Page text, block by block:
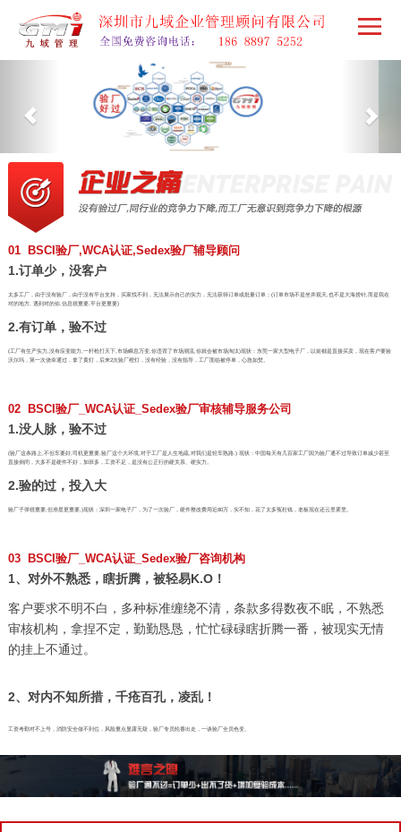
01 BSCI验厂,WCA认证,Sedex验厂辅导顾问
1.订单少，没客户
太多工厂，由于没有验厂，由于没有平台支持，买家找不到，无法展示自己的实力，无法获得订单或批量订单；(订单市场不是坐井观天,也不是大海捞针,而是我在
对的地方, 遇到对的你,信息很重要,平台更重要)
2.有订单，验不过
(工厂有生产实力,没有应变能力,一杆枪打天下,市场瞬息万变,你违背了市场潮流,你就会被市场淘汰)现状：东莞一家大型电子厂，以前都是直接买卖，现在客户要验
沃尔玛，第一次侥幸通过，拿了黄灯，后来2次验厂橙灯，没有经验，没有指导，工厂面临被停单，心急如焚。
02 BSCI验厂_WCA认证_Sedex验厂审核辅导服务公司
1.没人脉，验不过
(验厂这条路上,不但车要好,司机更重要,验厂这个大环境,对于工厂是人生地疏,对我们是轻车熟路.) 现状：中国每天有几百家工厂因为验厂通不过导致订单减少甚至
直接倒闭，大多不是硬件不好，加班多，工资不足，是没有公正行的硬关系、硬实力。
2.验的过，投入大
验厂子弹很重要,但准星更重要,)现状：深圳一家电子厂，为了一次验厂，硬件整改费用近80万，实不知，花了太多冤枉钱，老板现在还云里雾里。
03 BSCI验厂_WCA认证_Sedex验厂咨询机构
1、对外不熟悉，瞎折腾，被轻易K.O！
客户要求不明不白，多种标准缠绕不清，条款多得数夜不眠，不熟悉
审核机构，拿捏不定，勤勤恳恳，忙忙碌碌瞎折腾一番，被现实无情
的挂上不通过。
2、对内不知所措，千疮百孔，凌乱！
工资考勤对不上号，消防安全做不到位，风险重点显露无疑，验厂专员轮番出走，一谈验厂全员色变。